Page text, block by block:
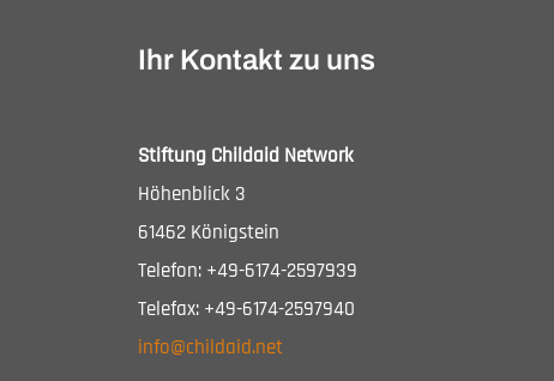
Ihr Kontakt zu uns
Stiftung Childaid Network
Höhenblick 3
61462 Königstein
Telefon: +49-6174-2597939
Telefax: +49-6174-2597940
info@childaid.net